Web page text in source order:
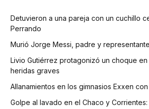
Detuvieron a una pareja con un cuchillo
Perrando
Murió Jorge Messi, padre y
Livio Gutiérrez protagonizó un choque en
heridas graves
Allanamientos en los gimnasios Exxen
Golpe al lavado en el Chaco y Corrientes: